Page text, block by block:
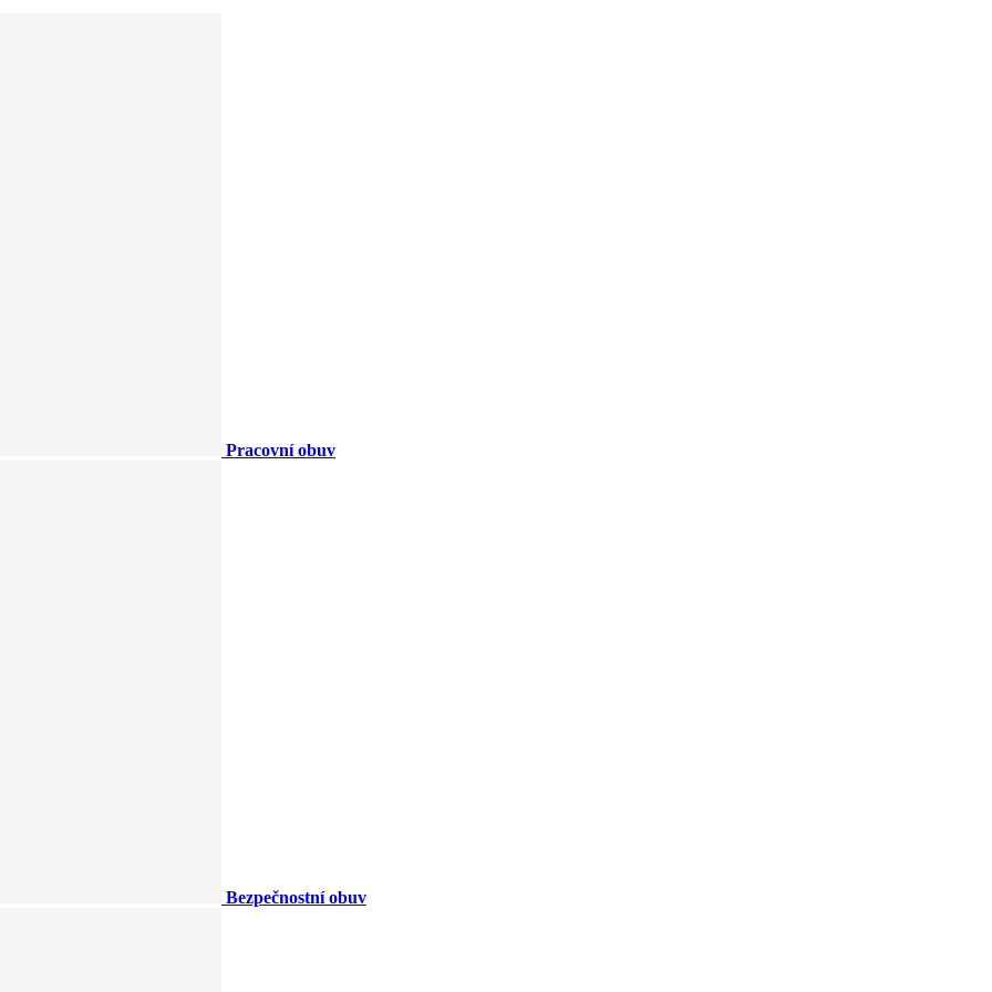
Pracovní obuv
Bezpečnostní obuv